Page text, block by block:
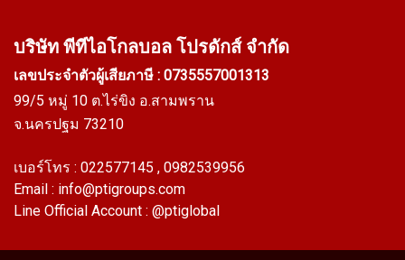
@ptiglobal
บริษัท พีทีไอโกลบอล โปรดักส์ จำกัด
เลขประจำตัวผู้เสียภาษี : 0735557001313
99/5 หมู่ 10 ต.ไร่ขิง อ.สามพราน
จ.นครปฐม 73210
เบอร์โทร : 022577145 , 0982539956
Email : info@ptigroups.com
Line Official Account : @ptiglobal